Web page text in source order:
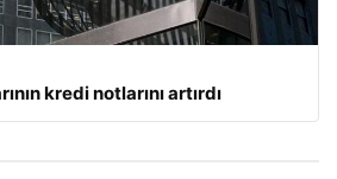
kredi notlarını artırdı